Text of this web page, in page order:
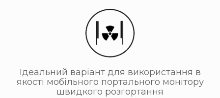
Ідеальний варіант для використання в
якості мобільного портального монітору
швидкого розгортання